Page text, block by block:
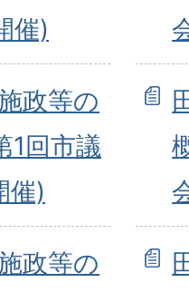
催)
政等の
1回市議
催)
政等の